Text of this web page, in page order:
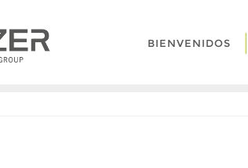
BIENVENIDOS